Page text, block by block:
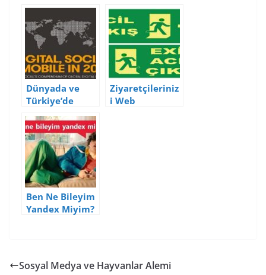
Karşımızda
17 Önemli
İstatistik
Dünyada ve
Türkiye’de
Dijital, Mobil ve
Sosyal Medya
Kullanım
İstatistikleri
(2015)
Ziyaretçileriniz
i Web
Ben Ne Bileyim
Yandex Miyim?
Sosyal Medya ve Hayvanlar Alemi